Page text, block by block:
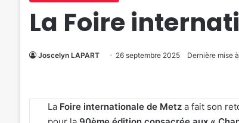
La Foire
Joscelyn LAPART 26 septembre 2025 Dernière mise
LaFoire internationale de Metz a fait son